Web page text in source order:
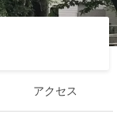
アクセス